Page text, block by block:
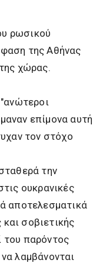
ρωσικού
της Αθήνας
χώρας.
επίμονα αυτή
τον στόχο
την
ουκρανικές
αποτελεσματικά
σοβιετικής
του παρόντος
λαμβάνονται